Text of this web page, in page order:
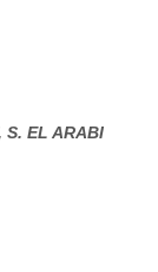
S. EL ARABI